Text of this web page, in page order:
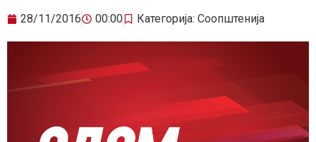
28/11/2016 00:00 Категорија: Соопштенија